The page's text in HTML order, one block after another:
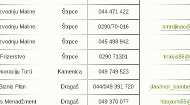
Maline Štrpce 044 471 422
Maline Štrpce 0290/70-016
Maline Štrpce 045 498 942
Štrpce 0290 71301
Torti Kamenica 049 749 523
Plan Dragaš 044/049 391 720
Menadžment Dragaš 049 370 077